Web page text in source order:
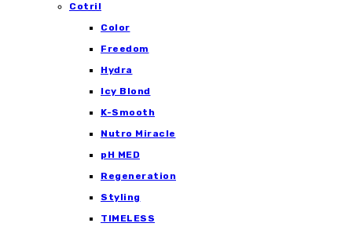
Cotril
Color
Freedom
Hydra
Icy Blond
K-Smooth
Nutro Miracle
pH MED
Regeneration
Styling
TIMELESS